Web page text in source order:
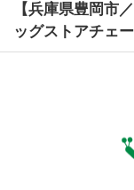
【兵庫県豊岡市
ッグストアチェ